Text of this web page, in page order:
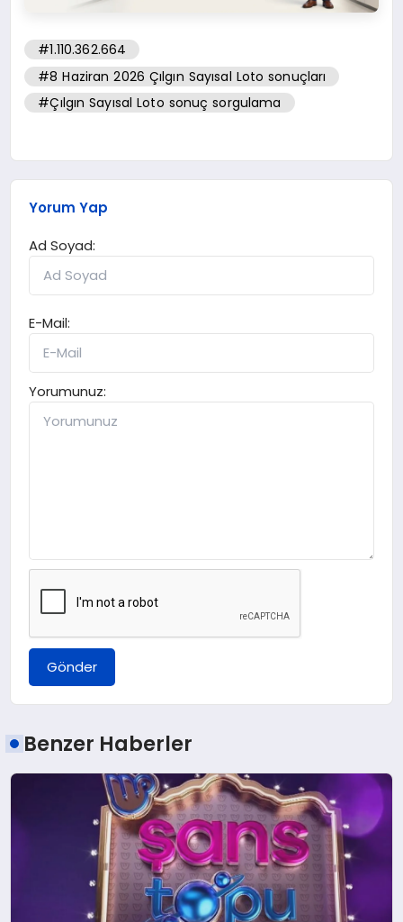
#1.110.362.664
#8 Haziran 2026 Çılgın Sayısal Loto sonuçları
#Çılgın Sayısal Loto sonuç sorgulama
Yorum Yap
Ad Soyad:
E-Mail:
Yorumunuz:
Gönder
Benzer Haberler